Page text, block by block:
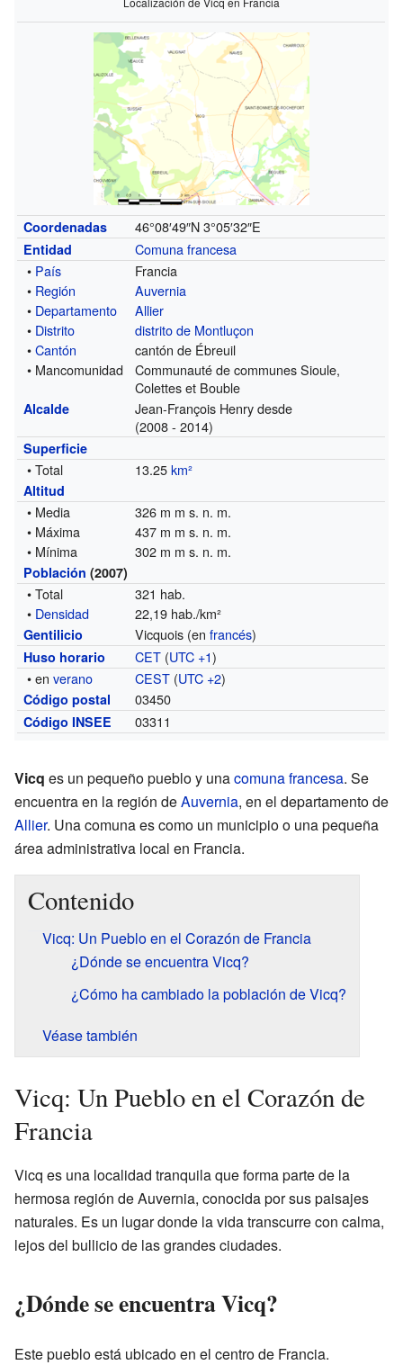
Coordenadas 46°08′49″N 3°05′32″E
Entidad
Comuna francesa
• País
Francia
• Región
Auvernia
• Departamento
Allier
• Distrito
distrito de Montluçon
•Cantón
cantón de Ébreuil
• Mancomunidad
Communauté de communes Sioule,
Colettes et Bouble
Alcalde
Jean-François Henry desde
(2008 - 2014)
Superficie
• Total 13.25km²
Altitud
• Media
326 m m s. n. m.
• Máxima
437 m m s. n. m.
• Mínima
302 m m s. n. m.
Población (2007)
• Total
321 hab.
• Densidad 22,19 hab./km²
Gentilicio Vicquois (enfrancés)
Huso horario CET (UTC +1)
• enverano CEST (UTC +2)
Código postal 03450
Código INSEE 03311
Vicq es un pequeño pueblo y unacomuna francesa. Se
encuentra en la región deAuvernia, en el departamento de
Allier. Una comuna es como un municipio o una pequeña
área administrativa local en Francia.
Contenido
Vicq: Un Pueblo en el Corazón de Francia
¿Dónde se encuentra Vicq?
¿Cómo ha cambiado la población de Vicq?
Véase también
Vicq: Un Pueblo en el Corazón de
Francia
Vicq es una localidad tranquila que forma parte de la
hermosa región de Auvernia, conocida por sus paisajes
naturales. Es un lugar donde la vida transcurre con calma,
lejos del bullicio de las grandes ciudades.
¿Dónde se encuentra Vicq?
Este pueblo está ubicado en el centro de Francia.